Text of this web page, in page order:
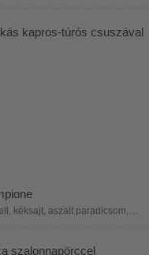
kapros-túrós csuszával
kéksajt, aszalt paradicsom,
szalonnapörccel